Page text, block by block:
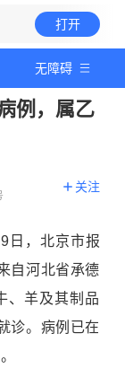
打开
无障碍
例，属乙
关注
日，北京市报
自河北省承德
、羊及其制品
诊。病例已在